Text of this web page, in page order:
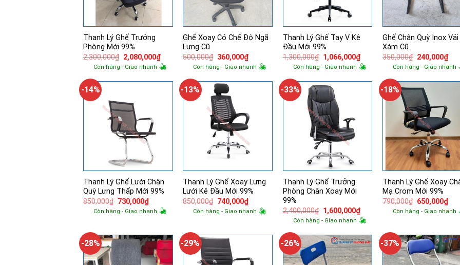
Thanh Lý Ghế Trưởng
Phòng Mới 99%
2,300,000₫ Giá
gốc
là:
2,080,000₫Giá
hiện
tại
2,080,000₫.
Còn hàng - Giao nhanh
Ghế Xoay Có Chế Độ Ngã
Lưng Cũ
500,000₫ Giá
gốc
là:
360,000₫Giá
hiện
tại
360,000₫.
Còn hàng - Giao nhanh
Thanh Lý Ghế Tay V Kê
Đầu Mới 99%
1,300,000₫ Giá
gốc
là:
1,066,000₫Giá
hiện
tại
1,066,000₫.
Còn hàng - Giao nhanh
Ghế Chân Quỳ Inox
Xám Cũ
350,000₫ Giá
gốc
là:
240,000₫Giá
tại
Còn hàng - Giao nhanh
-14%
Thanh Lý Ghế Lưới Chân
Quỳ Lưng Thấp Mới 99%
850,000₫ Giá
gốc
là:
730,000₫Giá
hiện
tại
Còn hàng - Giao nhanh
-13%
Thanh Lý Ghế Xoay Lưng
Lưới Kê Đầu Mới 99%
850,000₫ Giá
gốc
là:
740,000₫Giá
hiện
tại
Còn hàng - Giao nhanh
-33%
Thanh Lý Ghế Trưởng
Phòng Chân Xoay Mới
99%
2,400,000₫ Giá
gốc
là:
1,600,000₫Giá
hiện
tại
1,600,000₫.
Còn hàng - Giao nhanh
-18%
Thanh Lý Ghế Xoay
Mạ Crom Mới 99%
790,000₫ Giá
gốc
là:
650,000₫Giá
tại
Còn hàng - Giao nhanh
-28% -29% -26% -37%